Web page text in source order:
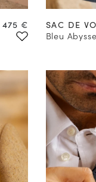
Prix
475 €
SAC DE
Bleu Abysse